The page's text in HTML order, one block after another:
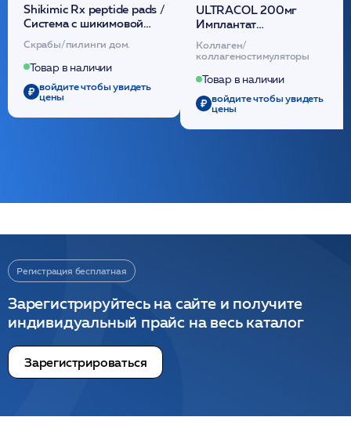
Shikimic Rx peptide pads /
Cистема с шикимовой
кислотой обновляющая
(30шт) /HP
Скрабы/пилинги дом.
Товар в наличии
войдите чтобы увидеть
цены
ULTRACOL 200мг
Имплантат
внутридермальный,
стерильный на основе
полидиоксанона
/ULTRACOL
Коллаген/
коллагеностимуляторы
Товар в наличии
войдите чтобы увидеть
цены
Регистрация бесплатная
Зарегистрируйтесь на сайте и получите
индивидуальный прайс на весь каталог
Зарегистрироваться